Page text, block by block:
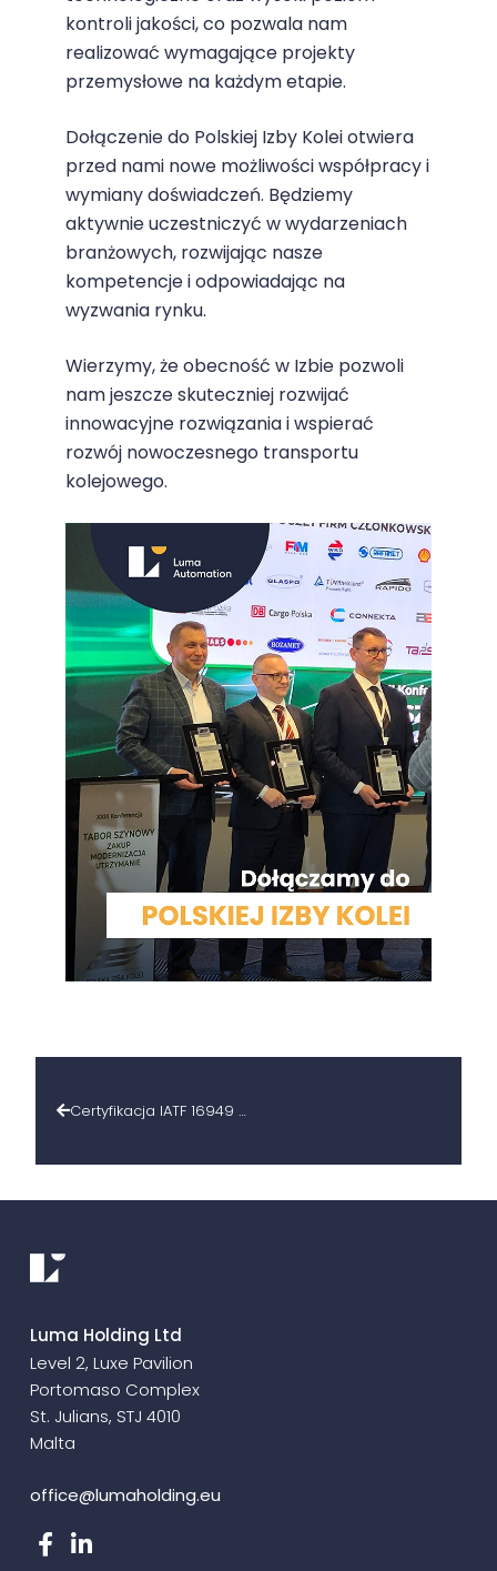
kontroli jakości, co pozwala nam
realizować wymagające projekty
przemysłowe na każdym etapie.
Dołączenie do Polskiej Izby Kolei otwiera
przed nami nowe możliwości współpracy i
wymiany doświadczeń. Będziemy
aktywnie uczestniczyć w wydarzeniach
branżowych, rozwijając nasze
kompetencje i odpowiadając na
wyzwania rynku.
Wierzymy, że obecność w Izbie pozwoli
nam jeszcze skuteczniej rozwijać
innowacyjne rozwiązania i wspierać
rozwój nowoczesnego transportu
kolejowego.
Certyfikacja IATF 16949 w Grupie Luma
Luma Holding Ltd
Level 2, Luxe Pavilion
Portomaso Complex
St. Julians, STJ 4010
Malta
office@lumaholding.eu